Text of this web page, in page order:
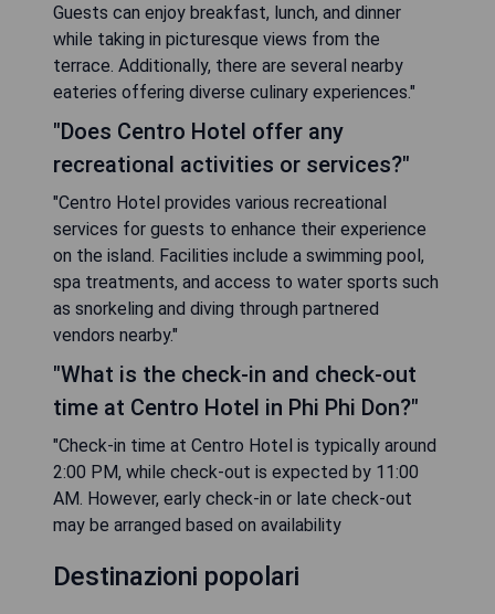
Guests can enjoy breakfast, lunch, and dinner
while taking in picturesque views from the
terrace. Additionally, there are several nearby
eateries offering diverse culinary experiences."
"Does Centro Hotel offer any
recreational activities or services?"
"Centro Hotel provides various recreational
services for guests to enhance their experience
on the island. Facilities include a swimming pool,
spa treatments, and access to water sports such
as snorkeling and diving through partnered
vendors nearby."
"What is the check-in and check-out
time at Centro Hotel in Phi Phi Don?"
"Check-in time at Centro Hotel is typically around
2:00 PM, while check-out is expected by 11:00
AM. However, early check-in or late check-out
may be arranged based on availability
Destinazioni popolari